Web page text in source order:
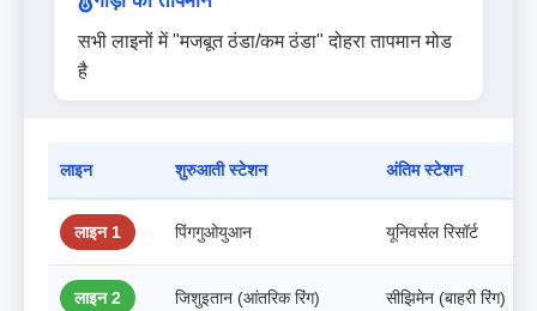
सभी लाइनों में "मजबूत ठंडा/कम ठंडा" दोहरा तापमान मोड
है
लाइन शुरुआती स्टेशन अंतिम स्टेशन
लाइन 1 पिंगगुओयुआन यूनिवर्सल रिसॉर्ट
लाइन 2 जिशुइतान (आंतरिक रिंग) सीझिमेन (बाहरी रिंग)